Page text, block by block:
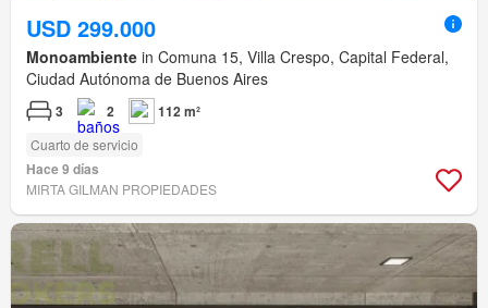
USD 299.000
Monoambiente in Comuna 15, Villa Crespo, Capital Federal,
Ciudad Autónoma de Buenos Aires
3 2 112 m²
Cuarto de servicio
Hace 9 días
MIRTA GILMAN PROPIEDADES